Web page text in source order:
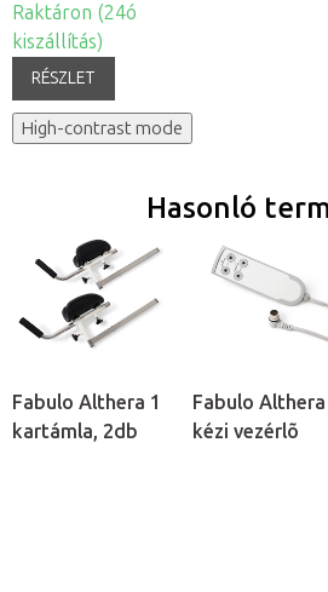
Raktáron (24ó
kiszállítás)
RÉSZLET
High-contrast mode
Hasonló
Fabulo Althera 1
kartámla, 2db
Fabulo Althera
kézi vezérlõ